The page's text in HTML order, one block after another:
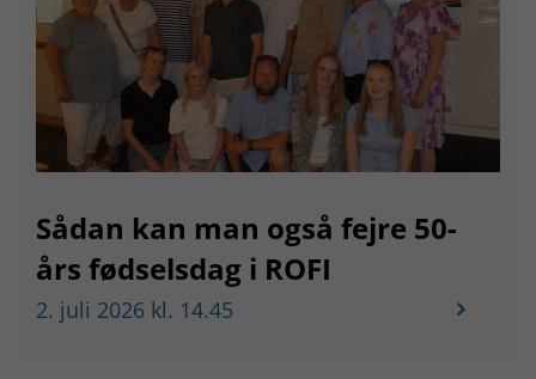
Sådan kan man også fejre 50-
års fødselsdag i ROFI
2. juli 2026 kl. 14.45